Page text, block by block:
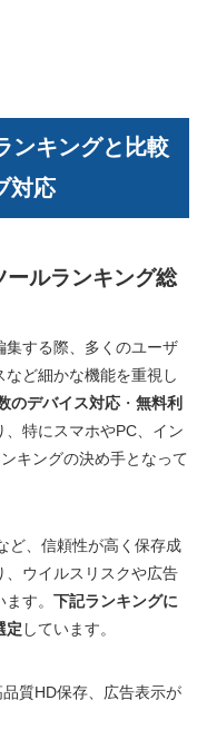
ンキングと比較
対応
ルランキング総
する際、多くのユーザ
ど細かな機能を重視し
のデバイス対応 ・ 無料利
、特にスマホやPC、イン
キングの決め手となって
ど、信頼性が高く保存成
ウイルスリスクや広告
す。 下記ランキングに
定 しています。
質HD保存、広告表示が